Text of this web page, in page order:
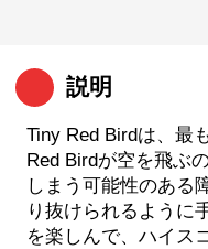
説明
Tiny Red Birdは、最
Red Birdが空を飛ぶ
しまう可能性のある
り抜けられるように
を楽しんで、ハイス